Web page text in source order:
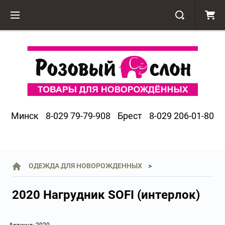
Минск 8-029 79-79-908 Брест 8-029 206-01-80
ОДЕЖДА ДЛЯ НОВОРОЖДЕННЫХ
2020 Нагрудник SOFI (интерлок)